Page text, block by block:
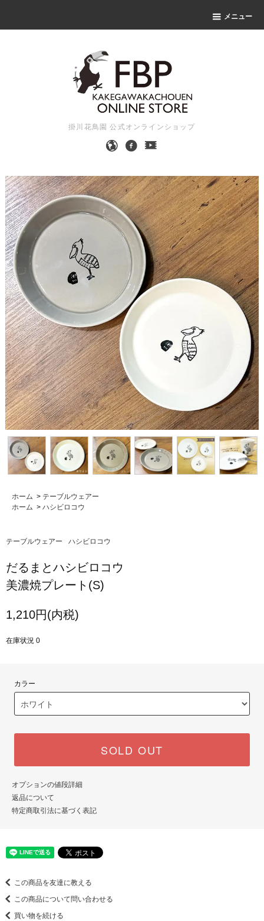
メニュー
掛川花鳥園 公式オンラインショップ
ホーム > テーブルウェアー
ホーム > ハシビロコウ
テーブルウェアー ハシビロコウ
だるまとハシビロコウ
美濃焼プレート(S)
1,210円(内税)
在庫状況 0
カラー
SOLD OUT
オプションの値段詳細
返品について
特定商取引法に基づく表記
この商品を友達に教える
この商品について問い合わせる
買い物を続ける